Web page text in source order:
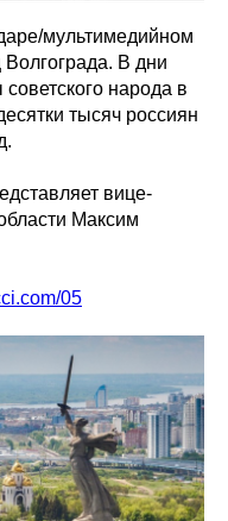
мультимедийном
В дни
народа в
тысяч россиян
вице-
Максим
05